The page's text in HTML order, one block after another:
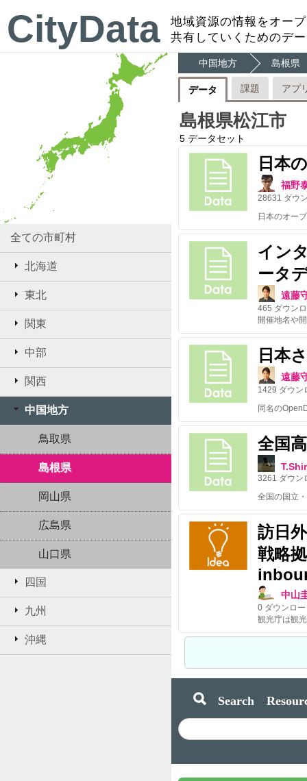
CityData
地域資源の情報をオー
共有していくためのデ
全ての市町村
北海道
東北
関東
中部
関西
中国地方
鳥取県
島根県
岡山県
広島県
山口県
四国
九州
沖縄
中国地方 島根県
データ 課題 アプ
島根県松江市
5 データセット
日本
福野
28631 ダウ
イン
ータ
遠藤
465 ダウン
日本
遠藤
1429 ダウン
全国
3261 ダウン
訪日
戦略
中山
0 ダウンロ
Search